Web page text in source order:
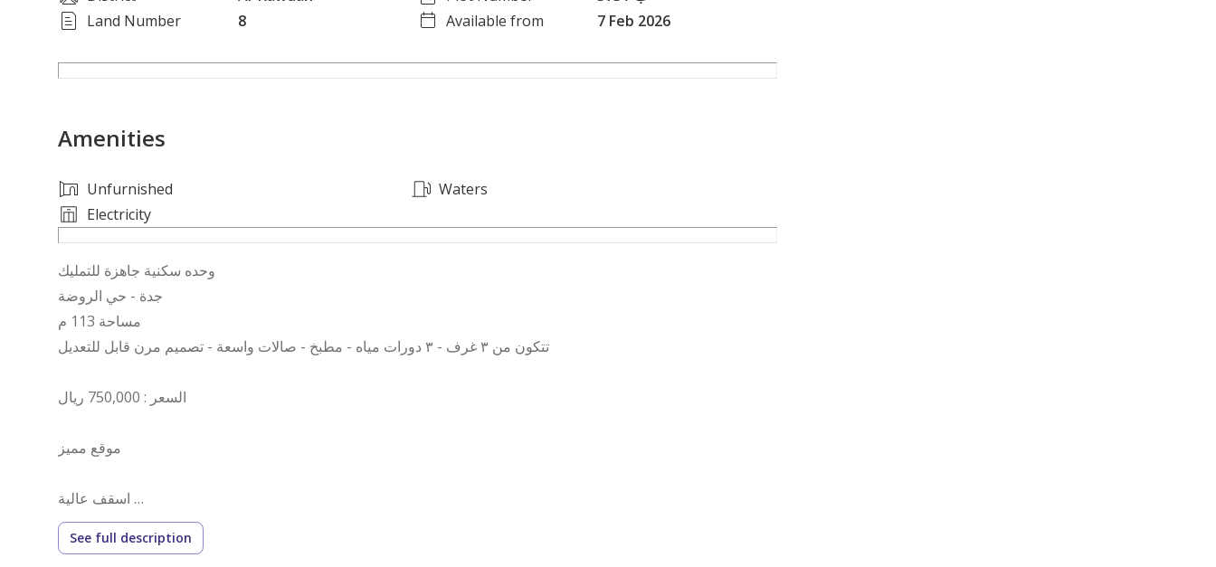
Land Number
8 Available from 7 Feb 2026
Amenities
Unfurnished
Waters
Electricity
وحده سكنية جاهزة للتمليك
جدة - حي الروضة
مساحة 113 م
تتكون من ٣ غرف - ٣ دورات مياه - مطبخ - صالات واسعة - تصميم مرن قابل للتعديل
السعر : 750,000 ريال
موقع مميز
نوافذ واسعه
See full description